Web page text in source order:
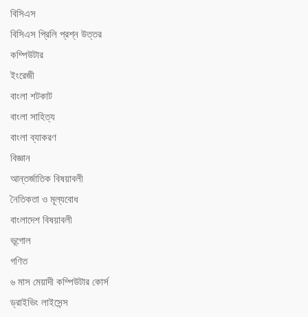
বিসিএস
বিসিএস ‍প্রিলি প্রশ্ন উত্তর
কম্পিউটার
ইংরেজী
বাংলা শটকাট
বাংলা সাহিত্য
বাংলা ব্যাকরণ
বিজ্ঞান
আন্তর্জাতিক বিষয়াবলী
নৈতিকতা ও মূল্যবোধ
বাংলাদেশ বিষয়াবলী
ভূগোল
গণিত
৬ মাস মেয়াদী কম্পিউটার কোর্স
ড্রাইভিং লাইসেন্স